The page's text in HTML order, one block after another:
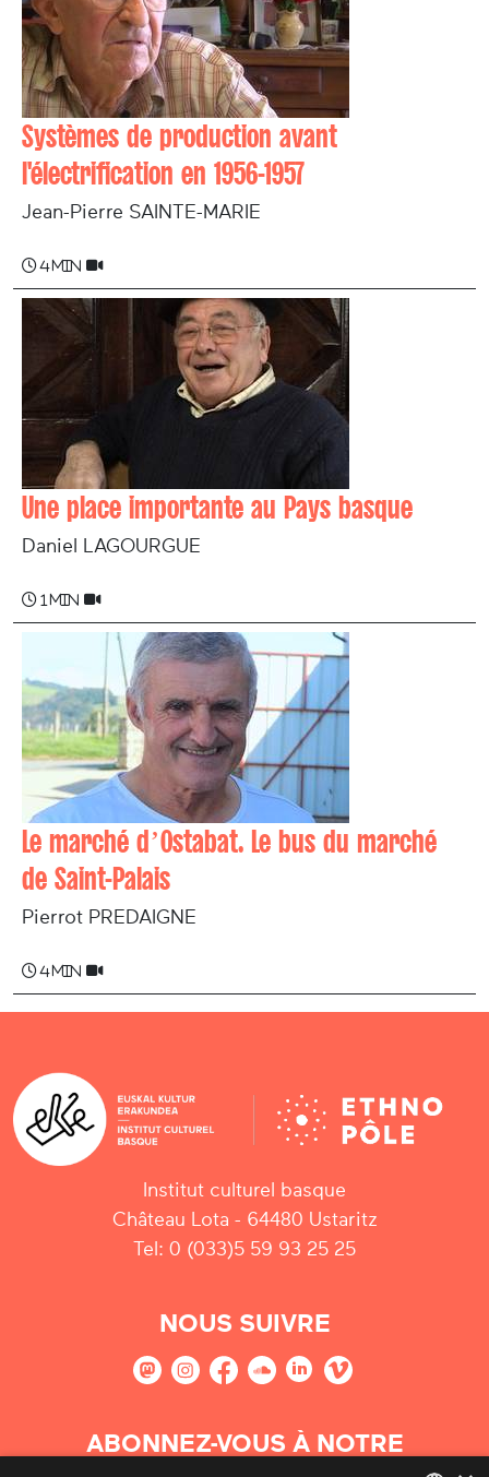
Systèmes de production avant
l'électrification en 1956-1957
Jean-Pierre SAINTE-MARIE
4 min
Une place importante au Pays basque
Daniel LAGOURGUE
1 min
Le marché d’Ostabat. Le bus du marché
de Saint-Palais
Pierrot PREDAIGNE
4 min
Institut culturel basque
Château Lota - 64480 Ustaritz
Tel: 0 (033)5 59 93 25 25
NOUS SUIVRE
ABONNEZ-VOUS À NOTRE